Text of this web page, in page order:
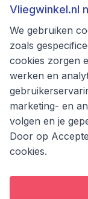
Thema's
Vliegwinkel.nl
We gebruiken
zoals
cookies zorgen
werken en
marketing- en
volgen en je
Door op
cookies.